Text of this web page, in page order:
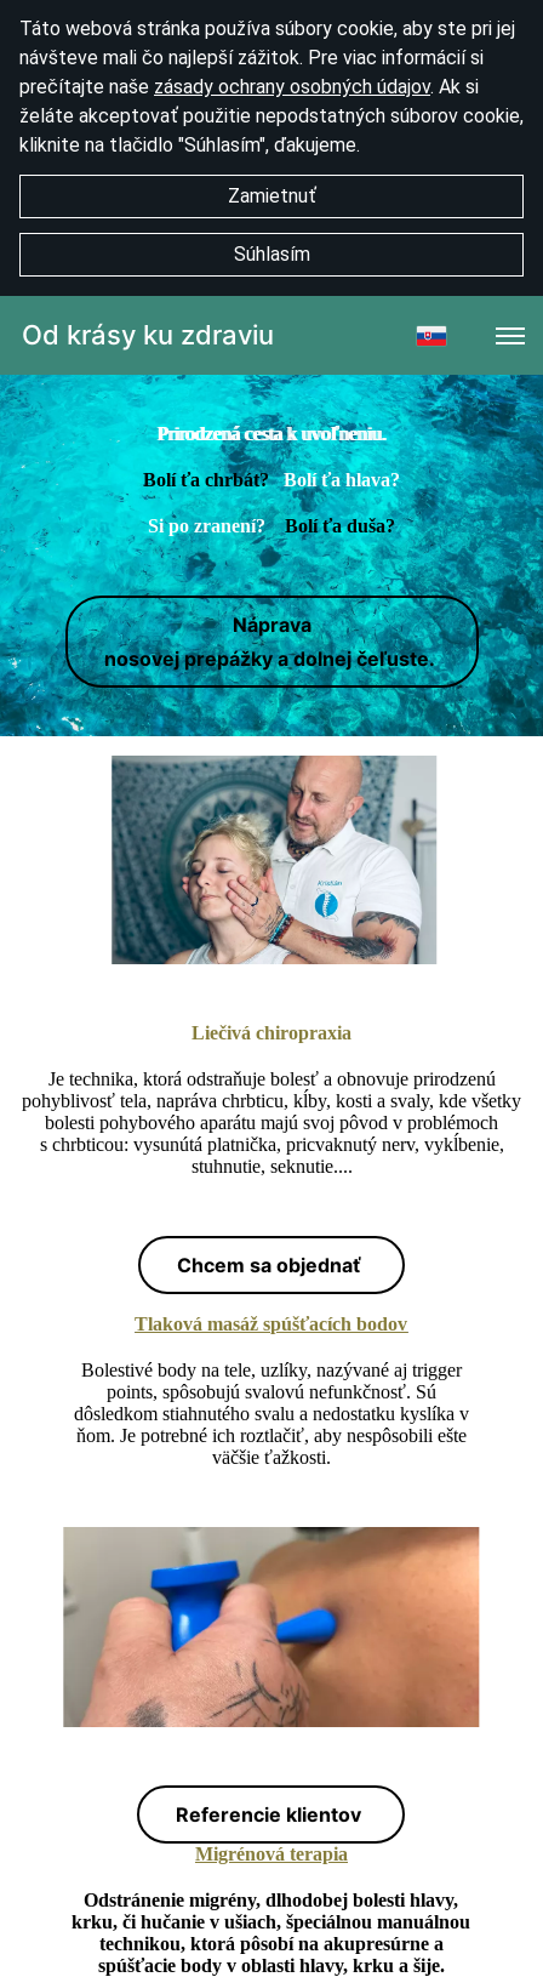
Táto webová stránka používa súbory cookie, aby ste pri jej
návšteve mali čo najlepší zážitok. Pre viac informácií si
prečítajte naše zásady ochrany osobných údajov. Ak si
želáte akceptovať použitie nepodstatných súborov cookie,
kliknite na tlačidlo "Súhlasím", ďakujeme.
Zamietnuť
Súhlasím
Od krásy ku zdraviu
Prirodzená cesta k uvoľneniu.
Bolí ťa chrbát?Bolí ťa hlava?
Si po zranení?Bolí ťa duša?
Náprava
nosovej prepážky a dolnej čeľuste.
Liečivá chiropraxia
Je technika, ktorá odstraňuje bolesť a obnovuje prirodzenú
pohyblivosť tela, napráva chrbticu, kĺby, kosti a svaly, kde všetky
bolesti pohybového aparátu majú svoj pôvod v problémoch
s chrbticou: vysunútá platnička, pricvaknutý nerv, vykĺbenie,
stuhnutie, seknutie....
Chcem sa objednať
Tlaková masáž spúšťacích bodov
Bolestivé body na tele, uzlíky, nazývané aj trigger
points, spôsobujú svalovú nefunkčnosť. Sú
dôsledkom stiahnutého svalu a nedostatku kyslíka v
ňom. Je potrebné ich roztlačiť, aby nespôsobili ešte
väčšie ťažkosti.
Referencie klientov
Migrénová terapia
Odstránenie migrény, dlhodobej bolesti hlavy,
krku, či hučanie v ušiach, špeciálnou manuálnou
technikou, ktorá pôsobí na akupresúrne a
spúšťacie body v oblasti hlavy, krku a šije.